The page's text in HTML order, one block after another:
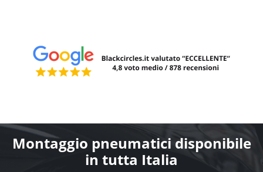
Montaggio pneumatici disponibile
in tutta Italia